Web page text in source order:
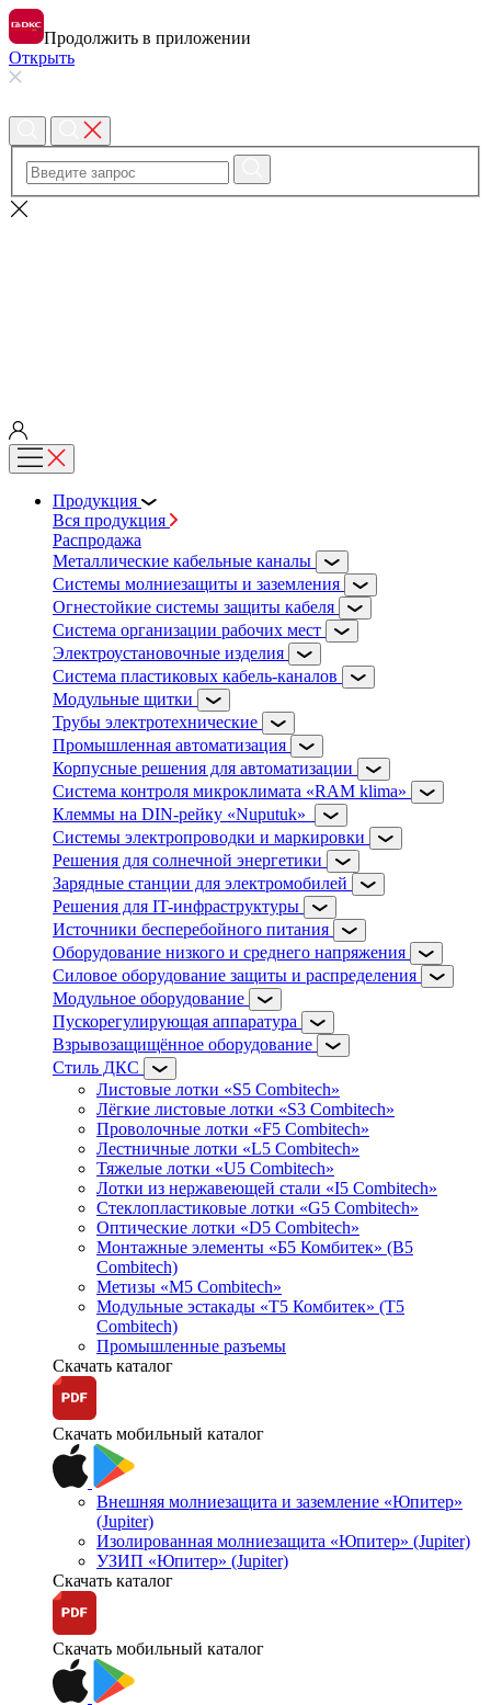
Продолжить в приложении
Открыть
Продукция
Вся продукция
Распродажа
Металлические кабельные каналы
Системы молниезащиты и заземления
Огнестойкие системы защиты кабеля
Система организации рабочих мест
Электроустановочные изделия
Система пластиковых кабель-каналов
Модульные щитки
Трубы электротехнические
Промышленная автоматизация
Корпусные решения для автоматизации
Система контроля микроклимата «RAM klima»
Клеммы на DIN-рейку «Nuputuk»
Системы электропроводки и маркировки
Решения для солнечной энергетики
Зарядные станции для электромобилей
Решения для IT-инфраструктуры
Источники бесперебойного питания
Оборудование низкого и среднего напряжения
Силовое оборудование защиты и распределения
Модульное оборудование
Пускорегулирующая аппаратура
Взрывозащищённое оборудование
Стиль ДКС
Листовые лотки «S5 Combitech»
Лёгкие листовые лотки «S3 Combitech»
Проволочные лотки «F5 Combitech»
Лестничные лотки «L5 Combitech»
Тяжелые лотки «U5 Combitech»
Лотки из нержавеющей стали «I5 Combitech»
Стеклопластиковые лотки «G5 Combitech»
Оптические лотки «D5 Combitech»
Монтажные элементы «Б5 Комбитек» (B5
Combitech)
Метизы «M5 Combitech»
Модульные эстакады «Т5 Комбитек» (T5
Combitech)
Промышленные разъемы
Скачать каталог
Скачать мобильный каталог
Внешняя молниезащита и заземление «Юпитер»
(Jupiter)
Изолированная молниезащита «Юпитер» (Jupiter)
УЗИП «Юпитер» (Jupiter)
Скачать каталог
Скачать мобильный каталог